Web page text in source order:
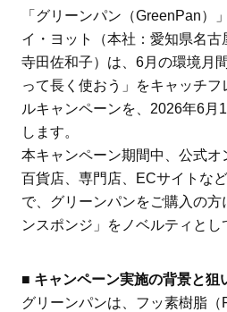
「グリーンパン（GreenPan）
イ・ヨット（本社：愛知県名古
寺田佐和子）は、6月の環境月
って長く使おう」をキャッチ
ルキャンペーンを、2026年6月
します。
本キャンペーン期間中、公式
百貨店、専門店、ECサイトな
で、グリーンパンをご購入の方
ンスポンジ」をノベルティとし
■ キャンペーン実施の背景と狙
グリーンパンは、フッ素樹脂